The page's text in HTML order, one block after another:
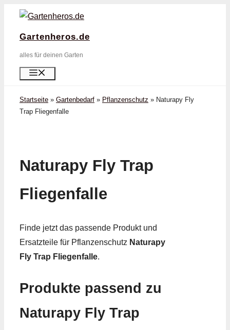
Zum
springen
Gartenheros.de
alles für deinen Garten
Startseite » Gartenbedarf » Pflanzenschutz » Naturapy Fly
Trap Fliegenfalle
Naturapy Fly Trap
Fliegenfalle
Finde jetzt das passende Produkt und
Ersatzteile für Pflanzenschutz Naturapy
Fly Trap Fliegenfalle.
Produkte passend zu
Naturapy Fly Trap